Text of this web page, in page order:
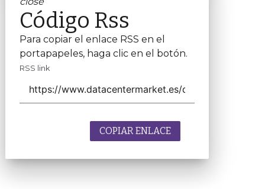
Código Rss
Para copiar el enlace RSS en el
portapapeles, haga clic en el botón.
RSS link
COPIAR ENLACE